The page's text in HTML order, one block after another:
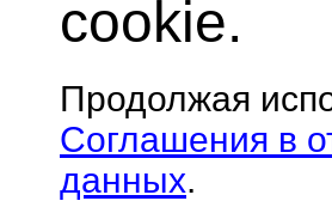
cookie.
Продолжая
Соглашения в
данных.